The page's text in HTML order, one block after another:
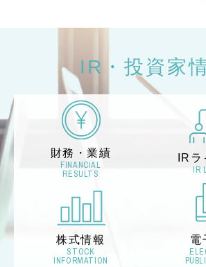
IR・投資家
財務・業績
FINANCIAL
RESULTS
IR
IR
株式情報
STOCK
INFORMATION
電